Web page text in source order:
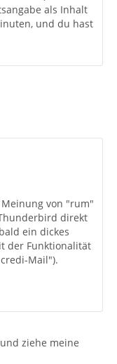
als Inhalt
und du hast
von "rum"
direkt
ein dickes
der Funktionalität
Mail").
ziehe meine